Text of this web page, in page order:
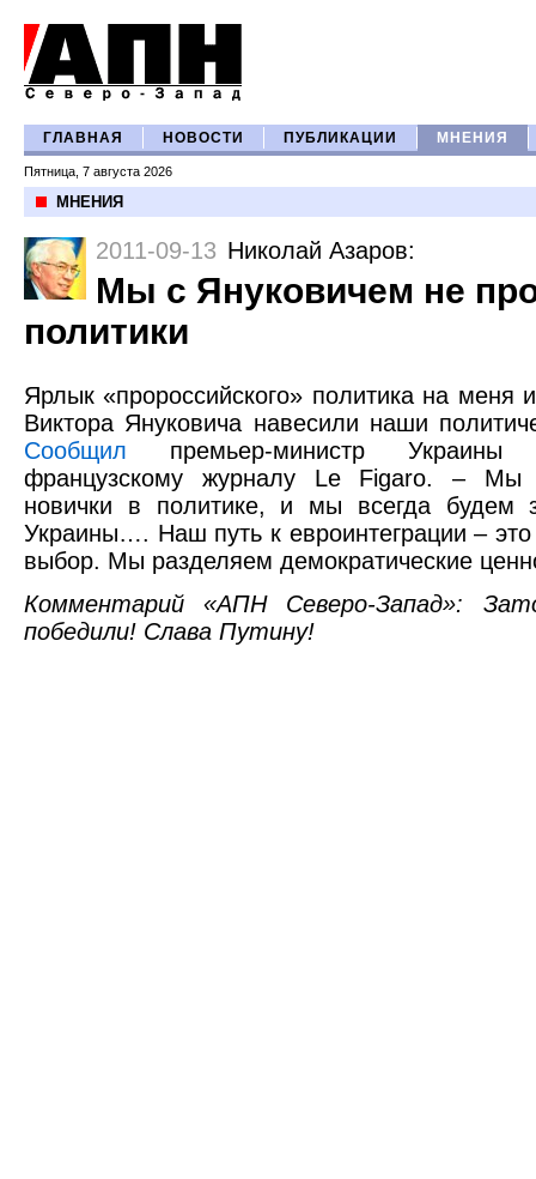
ГЛАВНАЯ НОВОСТИ ПУБЛИКАЦИИ МНЕНИЯ
Пятница, 7 августа 2026
МНЕНИЯ
2011-09-13 Николай Азаров:
Мы с Януковичем не
политики
Ярлык «пророссийского» политика на меня
Виктора Януковича навесили наши
Сообщил премьер-министр Украины
французскому журналу Le Figaro. – Мы
новички в политике, и мы всегда будем
Украины…. Наш путь к евроинтеграции – это
выбор. Мы разделяем демократические
Комментарий «АПН Северо-Запад»:
победили! Слава Путину!